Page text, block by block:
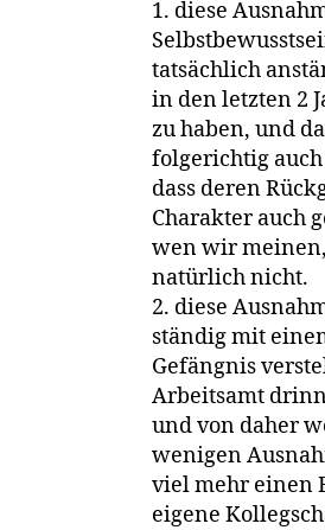
1. diese
tatsächlich
in den letzten 2
zu haben, und
folgerichtig
dass deren
Charakter auch
wen wir
natürlich nicht.
2. diese
ständig mit
Gefängnis
Arbeitsamt
und von daher
wenigen
viel mehr einen
eigene